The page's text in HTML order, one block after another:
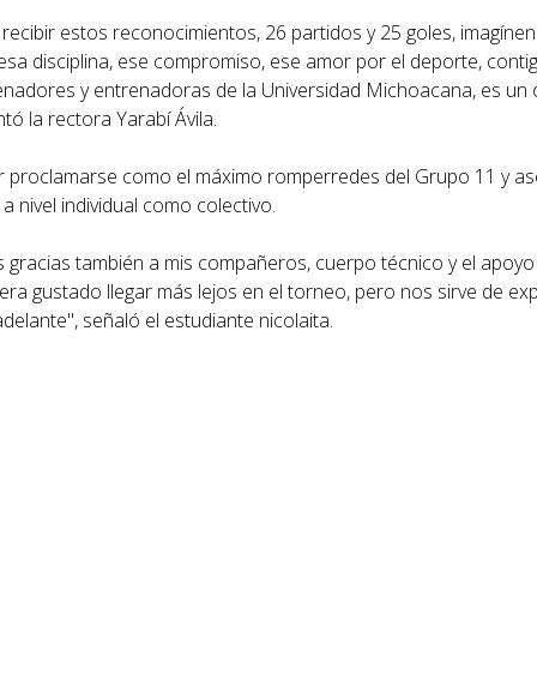
estos reconocimientos, 26 partidos y 25 goles,
disciplina, ese compromiso, ese amor por el deporte,
y entrenadoras de la Universidad Michoacana, es un
la rectora Yarabí Ávila.
proclamarse como el máximo romperredes del Grupo 11 y
nivel individual como colectivo.
también a mis compañeros, cuerpo técnico y el
gustado llegar más lejos en el torneo, pero nos sirve de
señaló el estudiante nicolaita.